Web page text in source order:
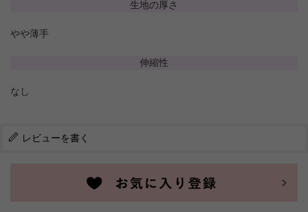
生地の厚さ
やや薄手
伸縮性
なし
レビューを書く